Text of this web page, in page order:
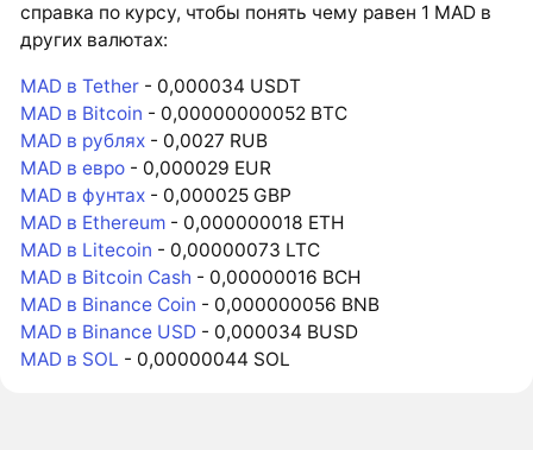
справка по курсу, чтобы понять чему равен 1 MAD в
других валютах:
MAD в Tether - 0,000034 USDT
MAD в Bitcoin - 0,00000000052 BTC
MAD в рублях - 0,0027 RUB
MAD в евро - 0,000029 EUR
MAD в фунтах - 0,000025 GBP
MAD в Ethereum - 0,000000018 ETH
MAD в Litecoin - 0,00000073 LTC
MAD в Bitcoin Cash - 0,00000016 BCH
MAD в Binance Coin - 0,000000056 BNB
MAD в Binance USD - 0,000034 BUSD
MAD в SOL - 0,00000044 SOL